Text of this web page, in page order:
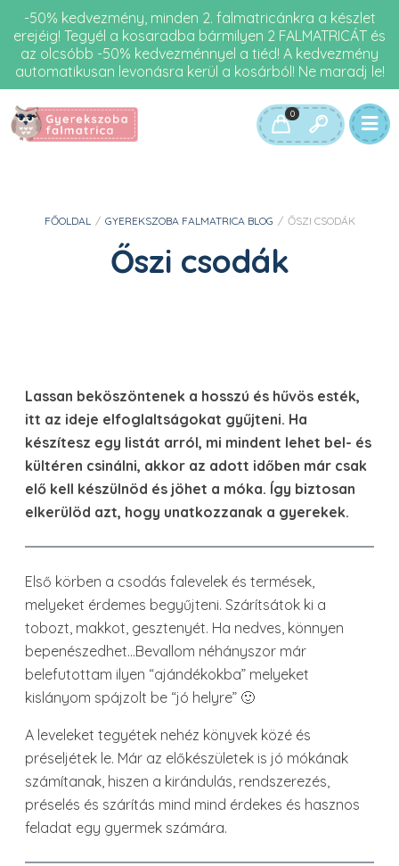
-50% kedvezmény, minden 2. falmatricánkra a készlet
erejéig! Tegyél a kosaradba bármilyen 2 FALMATRICÁT és
az olcsóbb -50% kedvezménnyel a tiéd! A kedvezmény
automatikusan levonásra kerül a kosárból! Ne maradj le!
0
FŐOLDAL / GYEREKSZOBA FALMATRICA BLOG / ŐSZI CSODÁK
Őszi csodák
Lassan beköszöntenek a hosszú és hűvös esték,
itt az ideje elfoglaltságokat gyűjteni. Ha
készítesz egy listát arról, mi mindent lehet bel- és
kültéren csinálni, akkor az adott időben már csak
elő kell készülnöd és jöhet a móka. Így biztosan
elkerülöd azt, hogy unatkozzanak a gyerekek.
Első körben a csodás falevelek és termések,
melyeket érdemes begyűjteni. Szárítsátok ki a
tobozt, makkot, gesztenyét. Ha nedves, könnyen
bepenészedhet…Bevallom néhányszor már
belefutottam ilyen “ajándékokba” melyeket
kislányom spájzolt be “jó helyre” 🙂
A leveleket tegyétek nehéz könyvek közé és
préseljétek le. Már az előkészületek is jó mókának
számítanak, hiszen a kirándulás, rendszerezés,
préselés és szárítás mind mind érdekes és hasznos
feladat egy gyermek számára.